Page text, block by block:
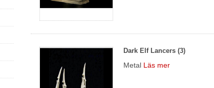
Dark Elf Lancers (3)
Metal Läs mer